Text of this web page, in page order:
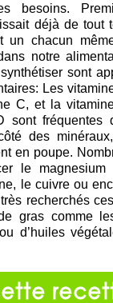
besoins.
déjà de tout
un chacun
notre
sont
Les
C, et la
sont fréquentes
des
en poupe.
le
le cuivre ou
recherchés
gras comme
d’huiles